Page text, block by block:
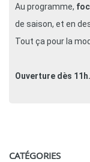
Au programme,
de saison, et en
Tout ça pour la
Ouverture dès 11h.
CATÉGORIES